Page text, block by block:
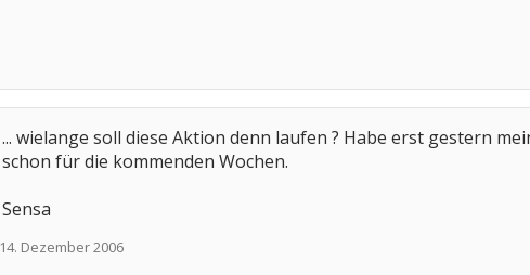
... wielange soll diese Aktion denn laufen ? Habe erst gestern
schon für die kommenden Wochen.
Sensa
14. Dezember 2006